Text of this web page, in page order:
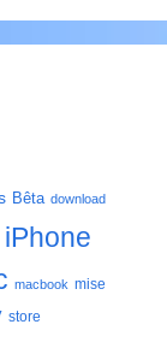
Bêta download
iPhone
macbook mise
store